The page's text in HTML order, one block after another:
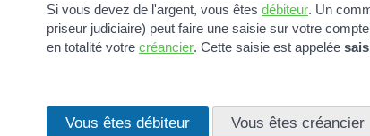
Si vous devez de l'argent, vous êtes débiteur. Un
priseur judiciaire) peut faire une saisie sur votre
en totalité votre créancier. Cette saisie est appelée
Vous êtes débiteur Vous êtes créancier